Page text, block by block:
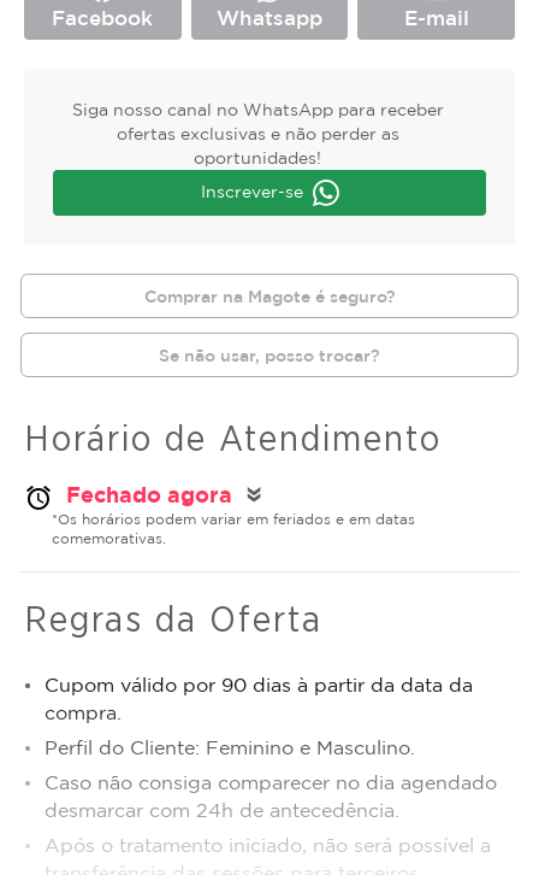
Facebook Whatsapp E-mail
Siga nosso canal no WhatsApp para receber
ofertas exclusivas e não perder as
oportunidades!
Inscrever-se
Comprar na Magote é seguro?
Se não usar, posso trocar?
Horário de Atendimento
alarm Fechado agora double_arrow
*Os horários podem variar em feriados e em datas
comemorativas.
Regras da Oferta
Cupom válido por 90 dias à partir da data da
compra.
Perfil do Cliente: Feminino e Masculino.
Caso não consiga comparecer no dia agendado
desmarcar com 24h de antecedência.
Após o tratamento iniciado, não será possível a